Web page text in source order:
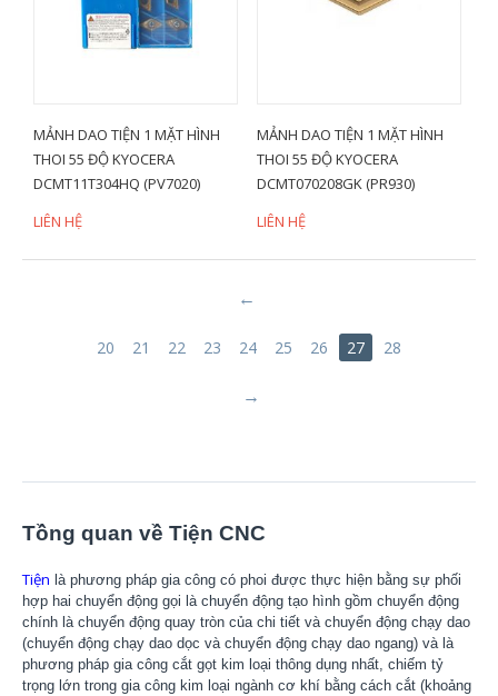
MẢNH DAO TIỆN 1 MẶT HÌNH
THOI 55 ĐỘ KYOCERA
DCMT11T304HQ (PV7020)
LIÊN HỆ
MẢNH DAO TIỆN 1 MẶT HÌNH
THOI 55 ĐỘ KYOCERA
DCMT070208GK (PR930)
LIÊN HỆ
20 21 22 23 24 25 26 27 28
Tồng quan về Tiện CNC
Tiện là phương pháp gia công có phoi được thực hiện bằng sự phối
hợp hai chuyển động gọi là chuyển động tạo hình gồm chuyển động
chính là chuyển động quay tròn của chi tiết và chuyển động chạy dao
(chuyển động chạy dao dọc và chuyển động chạy dao ngang) và là
phương pháp gia công cắt gọt kim loại thông dụng nhất, chiếm tỷ
trọng lớn trong gia công kim loại ngành cơ khí bằng cách cắt (khoảng